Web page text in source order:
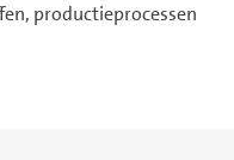
productieprocessen